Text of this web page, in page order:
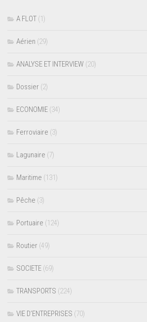
A FLOT (1)
Aérien (29)
ANALYSE ET INTERVIEW (20)
Dossier (2)
ECONOMIE (34)
Ferroviaire (3)
Lagunaire (7)
Maritime (131)
Pêche (3)
Portuaire (124)
Routier (49)
SOCIETE (69)
TRANSPORTS (224)
VIE D’ENTREPRISES (70)